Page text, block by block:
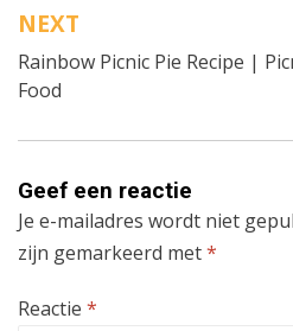
NEXT
Rainbow Picnic Pie Recipe |
Food
Geef een reactie
Je e-mailadres wordt niet
zijn gemarkeerd met*
Reactie *